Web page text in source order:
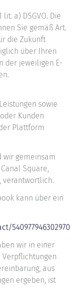
a) DSGVO. Die
Sie gemäß Art.
die Zukunft
über Ihren
der jeweiligen E-
sowie
Kunden
Plattform
gemeinsam
Square,
verantwortlich.
kann über ein
540977946302970
wir in einer
aus
ergeben, ist